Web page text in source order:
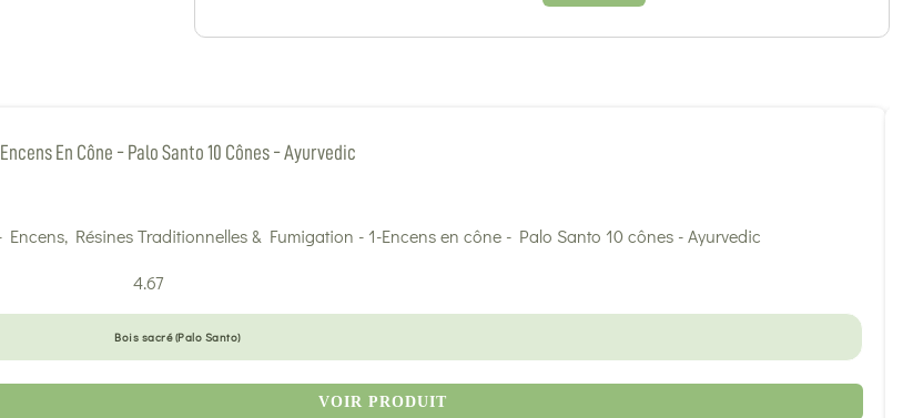
Encens En Cône - Palo Santo 10 Cônes - Ayurvedic
4.67
Bois sacré (Palo Santo)
VOIR PRODUIT